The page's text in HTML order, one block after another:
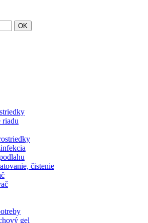
OK
riadu
čistenie
gel